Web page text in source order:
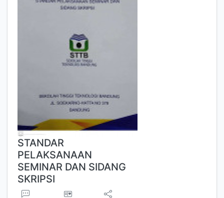
STANDAR
PELAKSANAAN
SEMINAR DAN SIDANG
SKRIPSI